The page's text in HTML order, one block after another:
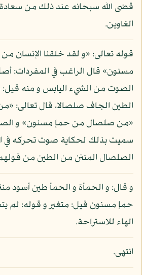
قضى الله سبحانه عند ذلك من
الغاوين.
قوله تعالى: «و لقد خلقنا
مسنون» قال الراغب في المفردات:
الصوت من الشيء اليابس و منه
الطين الجاف صلصالا، قال تعالى:
«من صلصال من حمإ مسنون» و
سميت بذلك لحكاية صوت تحركه في
الصلصال المنتن من الطين من
و قال: و الحمأة و الحمأ طين أسود
حمإ مسنون قيل: متغير و قوله: لم
الهاء للاستراحة.
انتهى.